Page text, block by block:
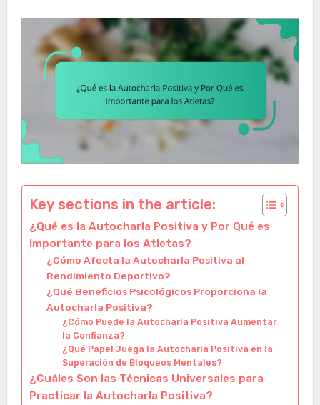
Key sections in the article:
¿Qué es la Autocharla Positiva y Por Qué es
Importante para los Atletas?
¿Cómo Afecta la Autocharla Positiva al
Rendimiento Deportivo?
¿Qué Beneficios Psicológicos Proporciona la
Autocharla Positiva?
¿Cómo Puede la Autocharla Positiva Aumentar
la Confianza?
¿Qué Papel Juega la Autocharla Positiva en la
Superación de Bloqueos Mentales?
¿Cuáles Son las Técnicas Universales para
Practicar la Autocharla Positiva?